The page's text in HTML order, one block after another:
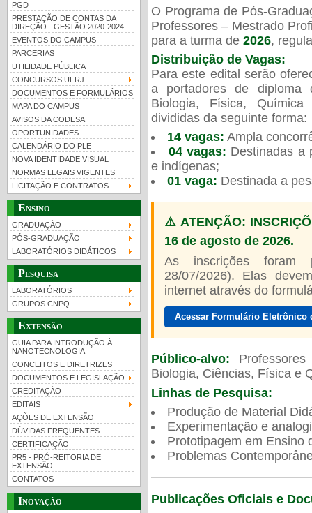
PGD
PRESTAÇÃO DE CONTAS DA
DIREÇÃO - GESTÃO 2020-2024
EVENTOS DO CAMPUS
PARCERIAS
UTILIDADE PÚBLICA
CONCURSOS UFRJ
DOCUMENTOS E FORMULÁRIOS
MAPA DO CAMPUS
AVISOS DA CODESA
OPORTUNIDADES
CALENDÁRIO DO PLE
NOVA IDENTIDADE VISUAL
NORMAS LEGAIS VIGENTES
LICITAÇÃO E CONTRATOS
Ensino
GRADUAÇÃO
PÓS-GRADUAÇÃO
LABORATÓRIOS DIDÁTICOS
Pesquisa
LABORATÓRIOS
GRUPOS CNPQ
Extensão
GUIA PARA INTRODUÇÃO À
NANOTECNOLOGIA
CONCEITOS E DIRETRIZES
DOCUMENTOS E LEGISLAÇÃO
CREDITAÇÃO
EDITAIS
AÇÕES DE EXTENSÃO
DÚVIDAS FREQUENTES
CERTIFICAÇÃO
PR5 - PRÓ-REITORIA DE
EXTENSÃO
CONTATOS
Inovação
O Programa de Pós-
Professores – Mestrado
para a turma de 2026,
Distribuição de Vagas:
Para este edital serão
a portadores de diploma
Biologia, Física,
divididas da seguinte forma:
14 vagas: Ampla
04 vagas: Destinadas a
e indígenas;
01 vaga: Destinada a
⚠️ ATENÇÃO:
16 de agosto de 2026.
As inscrições foram
28/07/2026). Elas
internet através do
Acessar Formulário
Público-alvo:
Biologia, Ciências, Física e
Linhas de Pesquisa:
Produção de Material
Experimentação e
Prototipagem em Ensino
Problemas
Publicações Oficiais e
UFRJ 100 anos